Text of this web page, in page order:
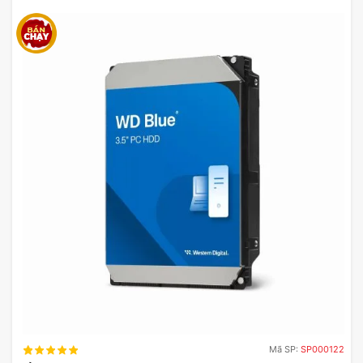
inch SATA III 64MB Cache
5400RPM (WD20EFPX)
Ổ cứng HDD WD Red Plus 2TB có thể hoạt động
tốt với nhiều cấu hình NAS khác nhau, bao gồm
các thương hiệu như Synology, QNAP và Asustor.
Những hệ thống thường hỗ trợ giao thức RAID,
giúp bảo vệ dữ liệu và nâng cao khả năng truy
cập. Người dùng nên xem xét việc kết hợp ổ cứng
WD Red Plus 2TB với các ổ SSD để tối ưu hóa hiệu
So Sánh Ổ cứng HDD WD Red
Plus 2TB 3.5 inch SATA III 64MB
Với Các Sản Phẩm Tương Tự
Mã SP: SP000122